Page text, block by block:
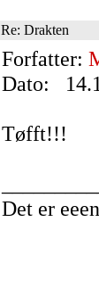
Re: Drakten
Forfatter:
Dato:
Tøfft!!!
Det er